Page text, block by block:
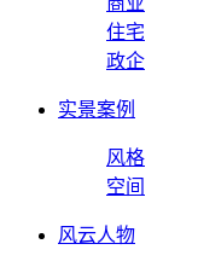
住宅
政企
实景案例
风格
空间
风云人物